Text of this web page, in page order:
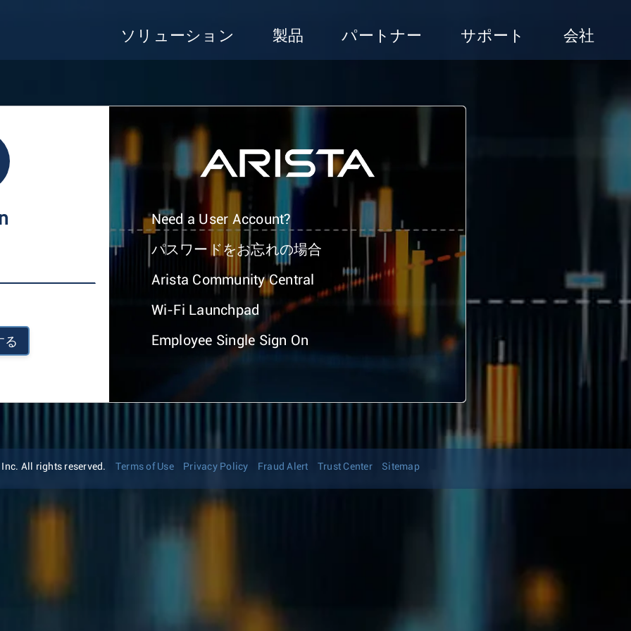
ソリューション 製品 パートナー サポート 会社
る
Need a User Account?
パスワードをお忘れの場合
Arista Community Central
Wi-Fi Launchpad
Employee Single Sign On
All rights reserved. Terms of Use Privacy Policy Fraud Alert Trust Center Sitemap